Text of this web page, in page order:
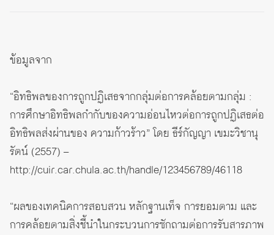
ข้อมูลจาก
“อิทธิพลของการถูกปฏิเสธจากกลุ่มต่อการคล้อยตามกลุ่ม :
การศึกษาอิทธิพลกำกับของความอ่อนไหวต่อการถูกปฏิเสธต่อ
อิทธิพลส่งผ่านของ ความก้าวร้าว” โดย ธีร์กัญญา เขมะวิชานุ
รัตน์ (2557) –
http://cuir.car.chula.ac.th/handle/123456789/46118
“ผลของเทคนิคการสอบสวน หลักฐานเท็จ การยอมตาม และ
การคล้อยตามสิ่งชี้นำในกระบวนการซักถามต่อการรับสารภาพ